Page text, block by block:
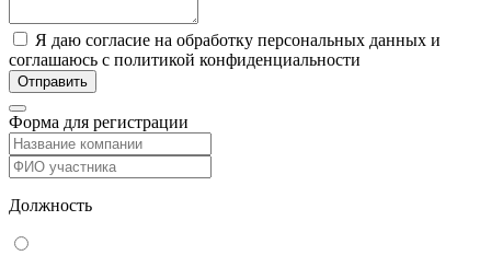
Я даю согласие на обработку персональных данных и
соглашаюсь с политикой конфиденциальности
Форма для регистрации
Должность